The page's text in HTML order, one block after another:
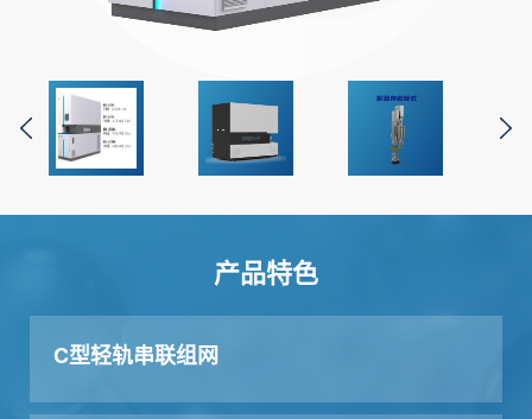
产品特色
C型轻轨串联组网